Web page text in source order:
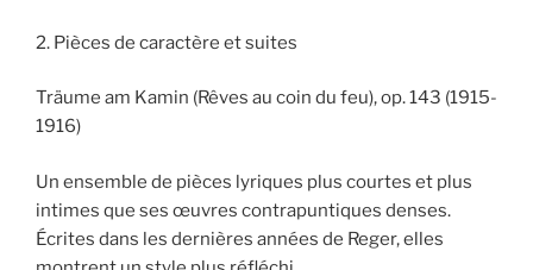
2. Pièces de caractère et suites
Träume am Kamin (Rêves au coin du feu), op. 143 (1915-
1916)
Un ensemble de pièces lyriques plus courtes et plus
intimes que ses œuvres contrapuntiques denses.
Écrites dans les dernières années de Reger, elles